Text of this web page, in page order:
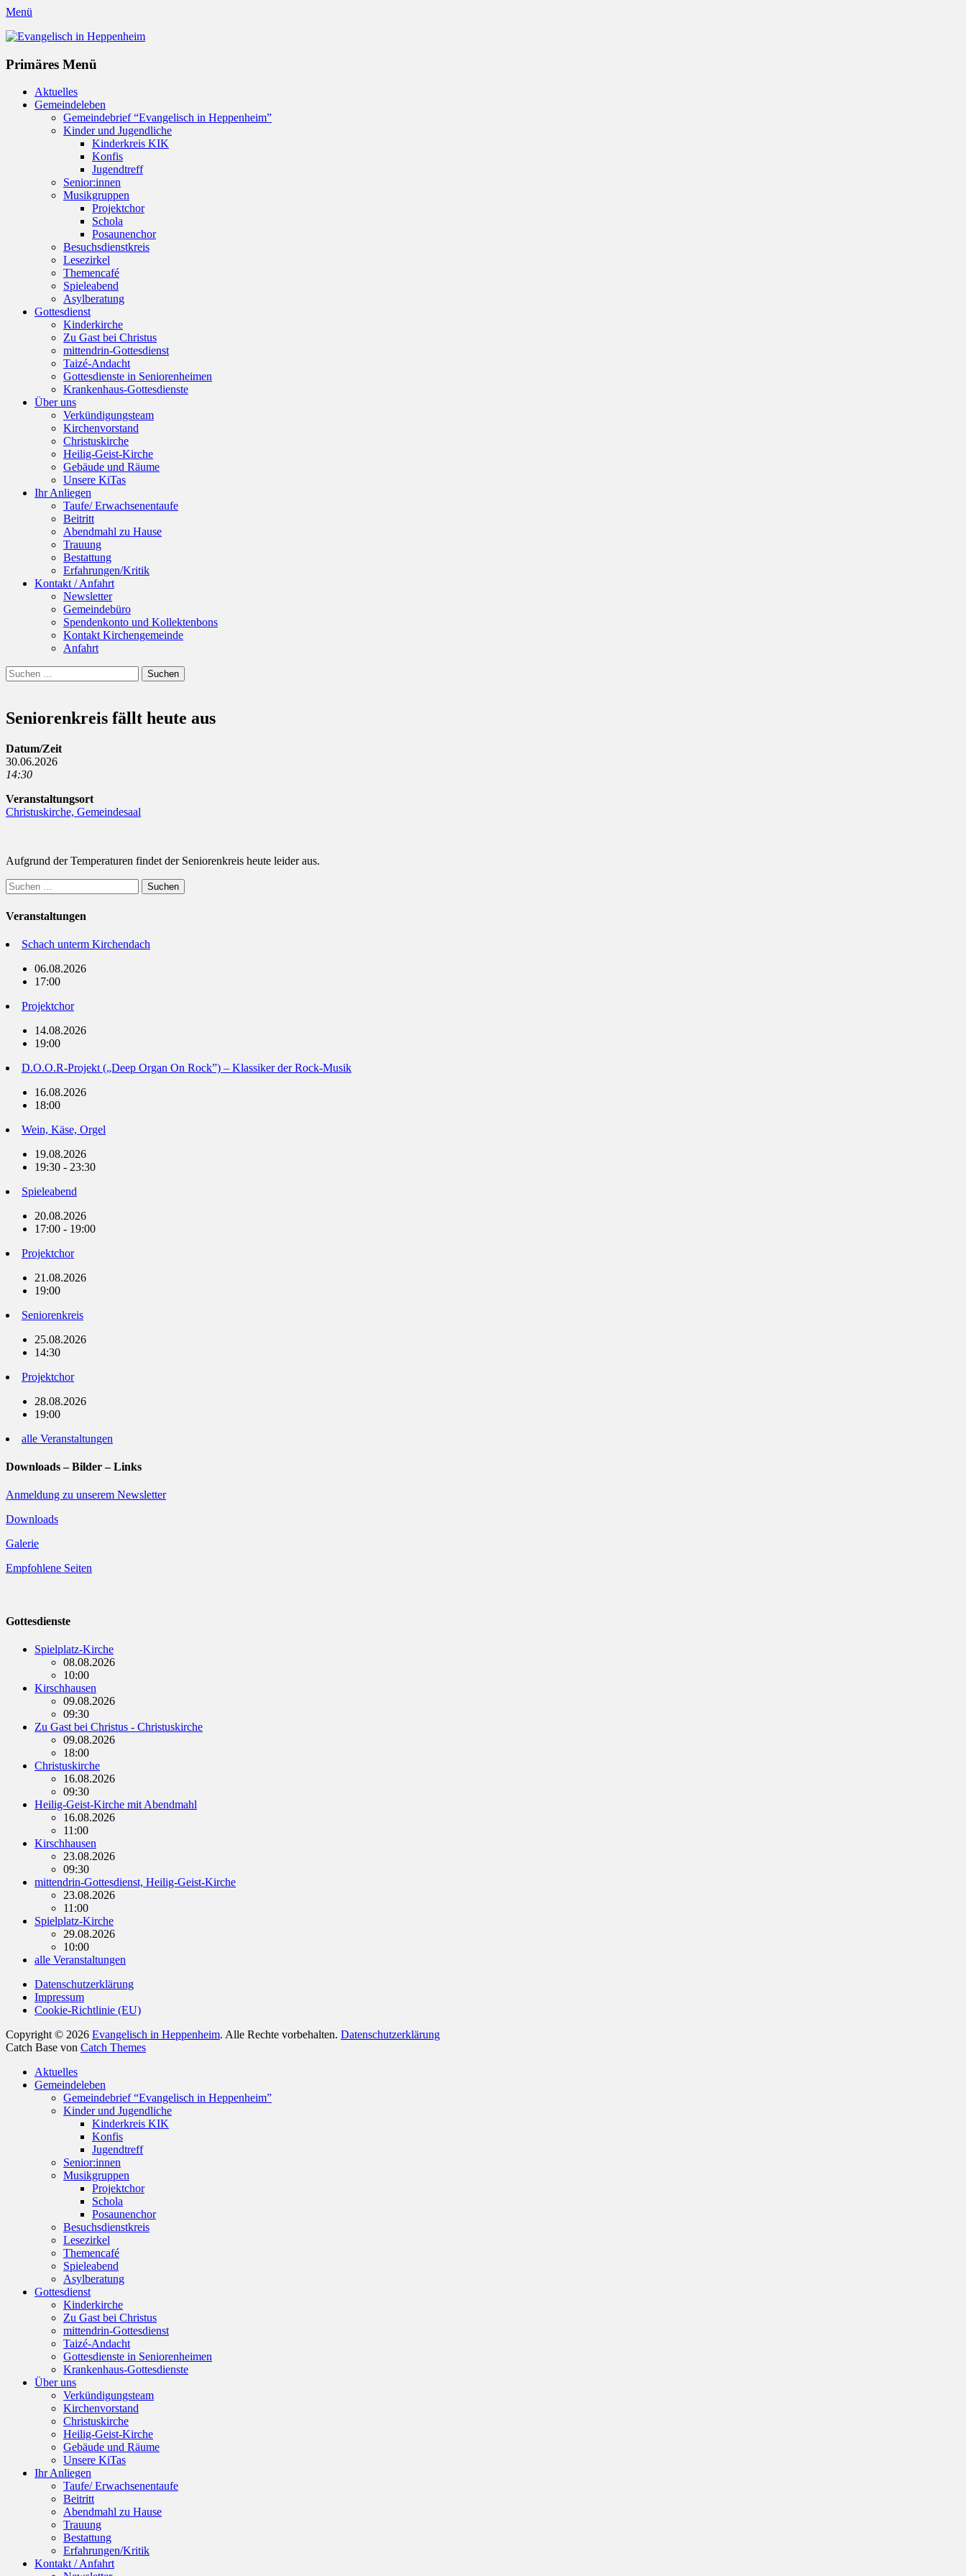
Menü
Evangelisch in Heppenheim
Primäres Menü
Zum
Inhalt
Aktuelles
Gemeindeleben
Gemeindebrief “Evangelisch in Heppenheim”
Kinder und Jugendliche
Kinderkreis KIK
Konfis
Jugendtreff
Senior:innen
Musikgruppen
Projektchor
Schola
Posaunenchor
Besuchsdienstkreis
Lesezirkel
Themencafé
Spieleabend
Asylberatung
Gottesdienst
Kinderkirche
Zu Gast bei Christus
mittendrin-Gottesdienst
Taizé-Andacht
Gottesdienste in Seniorenheimen
Krankenhaus-Gottesdienste
Über uns
Verkündigungsteam
Kirchenvorstand
Christuskirche
Heilig-Geist-Kirche
Gebäude und Räume
Unsere KiTas
Ihr Anliegen
Taufe/ Erwachsenentaufe
Beitritt
Abendmahl zu Hause
Trauung
Bestattung
Erfahrungen/Kritik
Kontakt / Anfahrt
Newsletter
Gemeindebüro
Spendenkonto und Kollektenbons
Kontakt Kirchengemeinde
Anfahrt
Suchen
Suchen
nach:
Seniorenkreis fällt heute aus
Datum/Zeit
30.06.2026
14:30
Veranstaltungsort
Christuskirche, Gemeindesaal
Aufgrund der Temperaturen findet der Seniorenkreis heute leider aus.
Suchen
nach:
Veranstaltungen
Schach unterm Kirchendach
06.08.2026
17:00
Projektchor
14.08.2026
19:00
D.O.O.R-Projekt („Deep Organ On Rock”) – Klassiker der Rock-Musik
16.08.2026
18:00
Wein, Käse, Orgel
19.08.2026
19:30 - 23:30
Spieleabend
20.08.2026
17:00 - 19:00
Projektchor
21.08.2026
19:00
Seniorenkreis
25.08.2026
14:30
Projektchor
28.08.2026
19:00
alle Veranstaltungen
Downloads – Bilder – Links
Anmeldung zu unserem Newsletter
Downloads
Galerie
Empfohlene Seiten
Gottesdienste
Spielplatz-Kirche
08.08.2026
10:00
Kirschhausen
09.08.2026
09:30
Zu Gast bei Christus - Christuskirche
09.08.2026
18:00
Christuskirche
16.08.2026
09:30
Heilig-Geist-Kirche mit Abendmahl
16.08.2026
11:00
Kirschhausen
23.08.2026
09:30
mittendrin-Gottesdienst, Heilig-Geist-Kirche
23.08.2026
11:00
Spielplatz-Kirche
29.08.2026
10:00
alle Veranstaltungen
Datenschutzerklärung
Impressum
Cookie-Richtlinie (EU)
Copyright © 2026 Evangelisch in Heppenheim. Alle Rechte vorbehalten. Datenschutzerklärung
Catch Base von Catch Themes
oben
scrollen
Aktuelles
Gemeindeleben
Gemeindebrief “Evangelisch in Heppenheim”
Kinder und Jugendliche
Kinderkreis KIK
Konfis
Jugendtreff
Senior:innen
Musikgruppen
Projektchor
Schola
Posaunenchor
Besuchsdienstkreis
Lesezirkel
Themencafé
Spieleabend
Asylberatung
Gottesdienst
Kinderkirche
Zu Gast bei Christus
mittendrin-Gottesdienst
Taizé-Andacht
Gottesdienste in Seniorenheimen
Krankenhaus-Gottesdienste
Über uns
Verkündigungsteam
Kirchenvorstand
Christuskirche
Heilig-Geist-Kirche
Gebäude und Räume
Unsere KiTas
Ihr Anliegen
Taufe/ Erwachsenentaufe
Beitritt
Abendmahl zu Hause
Trauung
Bestattung
Erfahrungen/Kritik
Kontakt / Anfahrt